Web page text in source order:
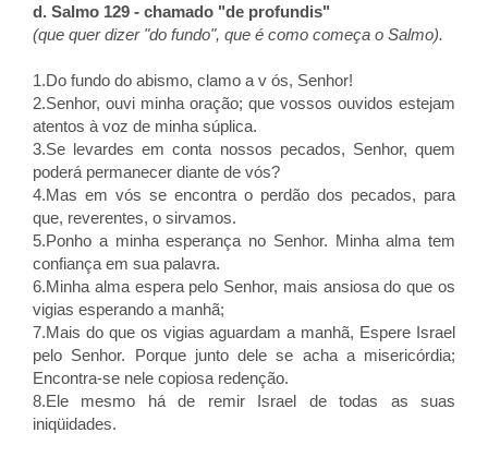
d. Salmo 129 - chamado "de profundis"
(que quer dizer "do fundo", que é como começa o Salmo).
1.Do fundo do abismo, clamo a v ós, Senhor!
2.Senhor, ouvi minha oração; que vossos ouvidos estejam
atentos à voz de minha súplica.
3.Se levardes em conta nossos pecados, Senhor, quem
poderá permanecer diante de vós?
4.Mas em vós se encontra o perdão dos pecados, para
que, reverentes, o sirvamos.
5.Ponho a minha esperança no Senhor. Minha alma tem
confiança em sua palavra.
6.Minha alma espera pelo Senhor, mais ansiosa do que os
vigias esperando a manhã;
7.Mais do que os vigias aguardam a manhã, Espere Israel
pelo Senhor. Porque junto dele se acha a misericórdia;
Encontra-se nele copiosa redenção.
8.Ele mesmo há de remir Israel de todas as suas
iniqüidades.